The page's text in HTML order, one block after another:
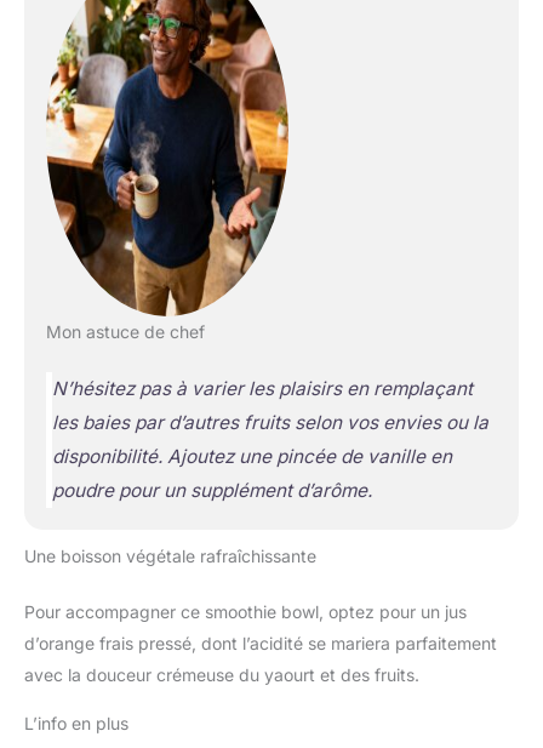
Mon astuce de chef
N’hésitez pas à varier les plaisirs en remplaçant
les baies par d’autres fruits selon vos envies ou la
disponibilité. Ajoutez une pincée de vanille en
poudre pour un supplément d’arôme.
Une boisson végétale rafraîchissante
Pour accompagner ce smoothie bowl, optez pour un jus
d’orange frais pressé, dont l’acidité se mariera parfaitement
avec la douceur crémeuse du yaourt et des fruits.
L’info en plus